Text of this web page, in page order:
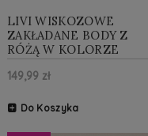
LIVI WISKOZOWE
ZAKŁADANE BODY Z
RÓŻĄ W KOLORZE
PUDROWYM
149,99 zł
Do Koszyka